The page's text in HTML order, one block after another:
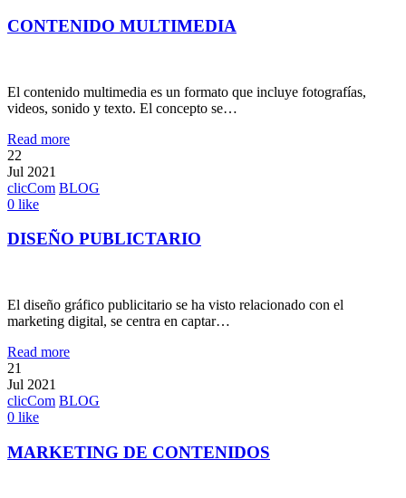
CONTENIDO MULTIMEDIA
El contenido multimedia es un formato que incluye fotografías,
videos, sonido y texto. El concepto se…
Read more
22
Jul 2021
clicCom BLOG
0 like
DISEÑO PUBLICTARIO
El diseño gráfico publicitario se ha visto relacionado con el
marketing digital, se centra en captar…
Read more
21
Jul 2021
clicCom BLOG
0 like
MARKETING DE CONTENIDOS